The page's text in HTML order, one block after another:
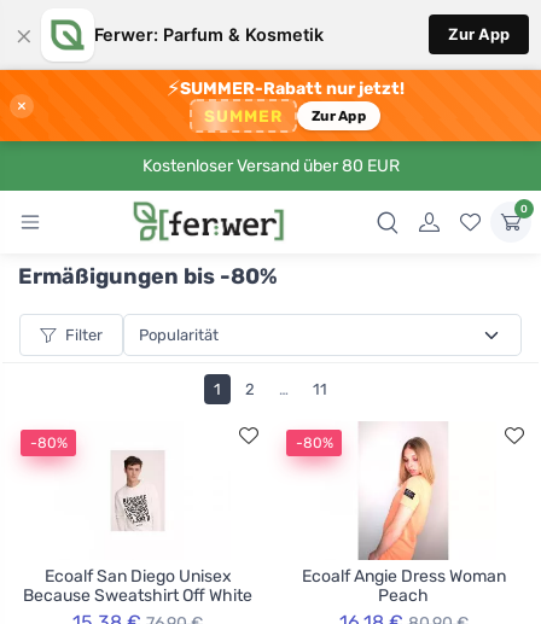
× Ferwer: Parfum & Kosmetik Zur App
×
⚡SUMMER-Rabatt nur jetzt!
SUMMER Zur App
Kostenloser Versand über 80 EUR
0
Ermäßigungen bis -80%
Filter
1 2 … 11
-80%
Ecoalf San Diego Unisex
Because Sweatshirt Off White
-80%
Ecoalf Angie Dress Woman
Peach